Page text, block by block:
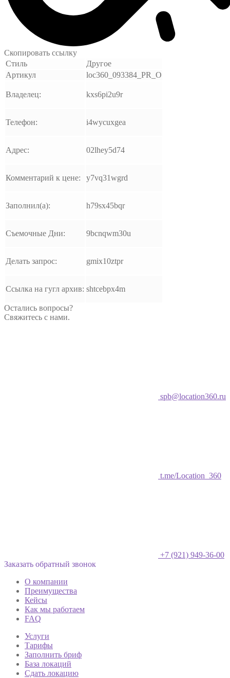
Скопировать ссылку
Стиль
Другое
Артикул
loc360_093384_PR_O
Владелец: kxs6pi2u9r
Телефон: i4wycuxgea
Адрес: 02lhey5d74
Комментарий к цене: y7vq31wgrd
Заполнил(а): h79sx45bqr
Съемочные Дни: 9bcnqwm30u
Делать запрос: gmix10ztpr
Ссылка на гугл архив: shtcebpx4m
Остались вопросы?
Свяжитесь с нами.
spb@location360.ru
t.me/Location_360
+7 (921) 949-36-00
Заказать обратный звонок
О компании
Преимущества
Кейсы
Как мы работаем
FAQ
Услуги
Тарифы
Заполнить бриф
База локаций
Сдать локацию